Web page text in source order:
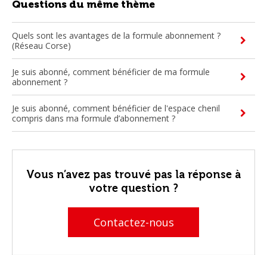
Questions du même thème
Quels sont les avantages de la formule abonnement ?
(Réseau Corse)
Je suis abonné, comment bénéficier de ma formule
abonnement ?
Je suis abonné, comment bénéficier de l'espace chenil
compris dans ma formule d’abonnement ?
Vous n’avez pas trouvé pas la réponse à
votre question ?
Contactez-nous